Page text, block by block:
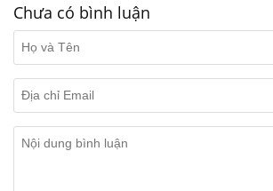
Chưa có bình luận